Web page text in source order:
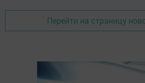
Перейти на страницу